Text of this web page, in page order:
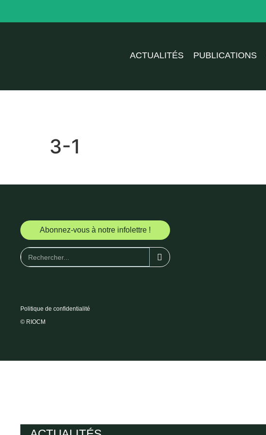
ACTUALITÉS PUBLICATIONS
3-1
Abonnez-vous à notre infolettre !
Politique de confidentialité
© RIOCM